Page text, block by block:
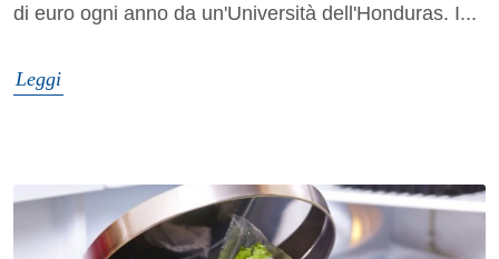
di euro ogni anno da un'Università dell'Honduras. I...
Leggi